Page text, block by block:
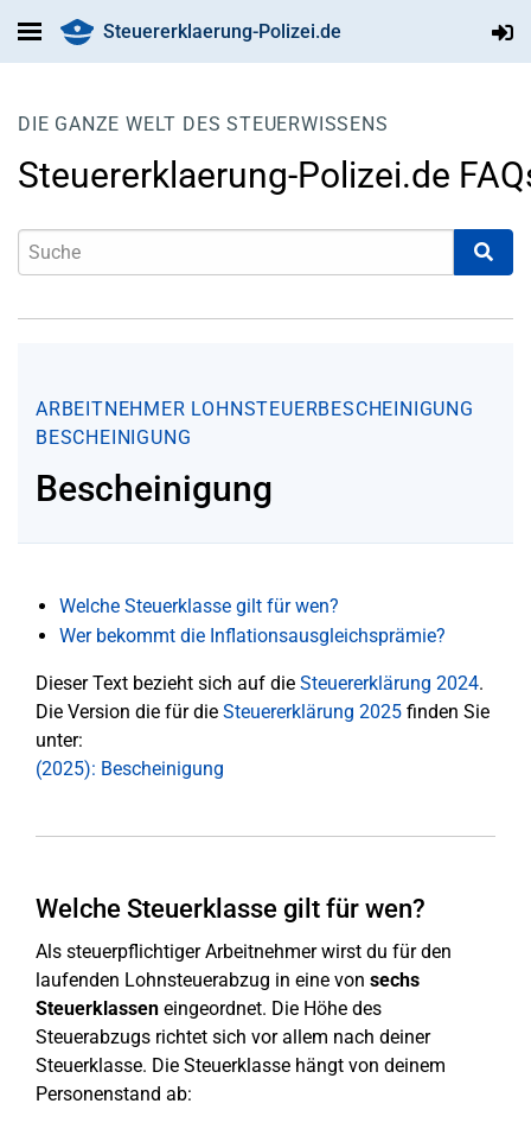
Steuererklaerung-Polizei.de
DIE GANZE WELT DES STEUERWISSENS
Steuererklaerung-Polizei.de
ARBEITNEHMER LOHNSTEUERBESCHEINIGUNG
BESCHEINIGUNG
Bescheinigung
Welche Steuerklasse gilt für wen?
Wer bekommt die Inflationsausgleichsprämie?
Dieser Text bezieht sich auf die Steuererklärung 2024.
Die Version die für die Steuererklärung 2025 finden Sie
unter:
(2025): Bescheinigung
Welche Steuerklasse gilt für wen?
Als steuerpflichtiger Arbeitnehmer wirst du für den
laufenden Lohnsteuerabzug in eine von sechs
Steuerklassen eingeordnet. Die Höhe des
Steuerabzugs richtet sich vor allem nach deiner
Steuerklasse. Die Steuerklasse hängt von deinem
Personenstand ab: